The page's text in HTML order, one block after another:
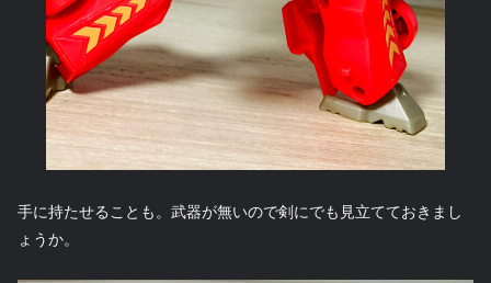
手に持たせることも。武器が無いので剣にでも見立てておきまし
ょうか。